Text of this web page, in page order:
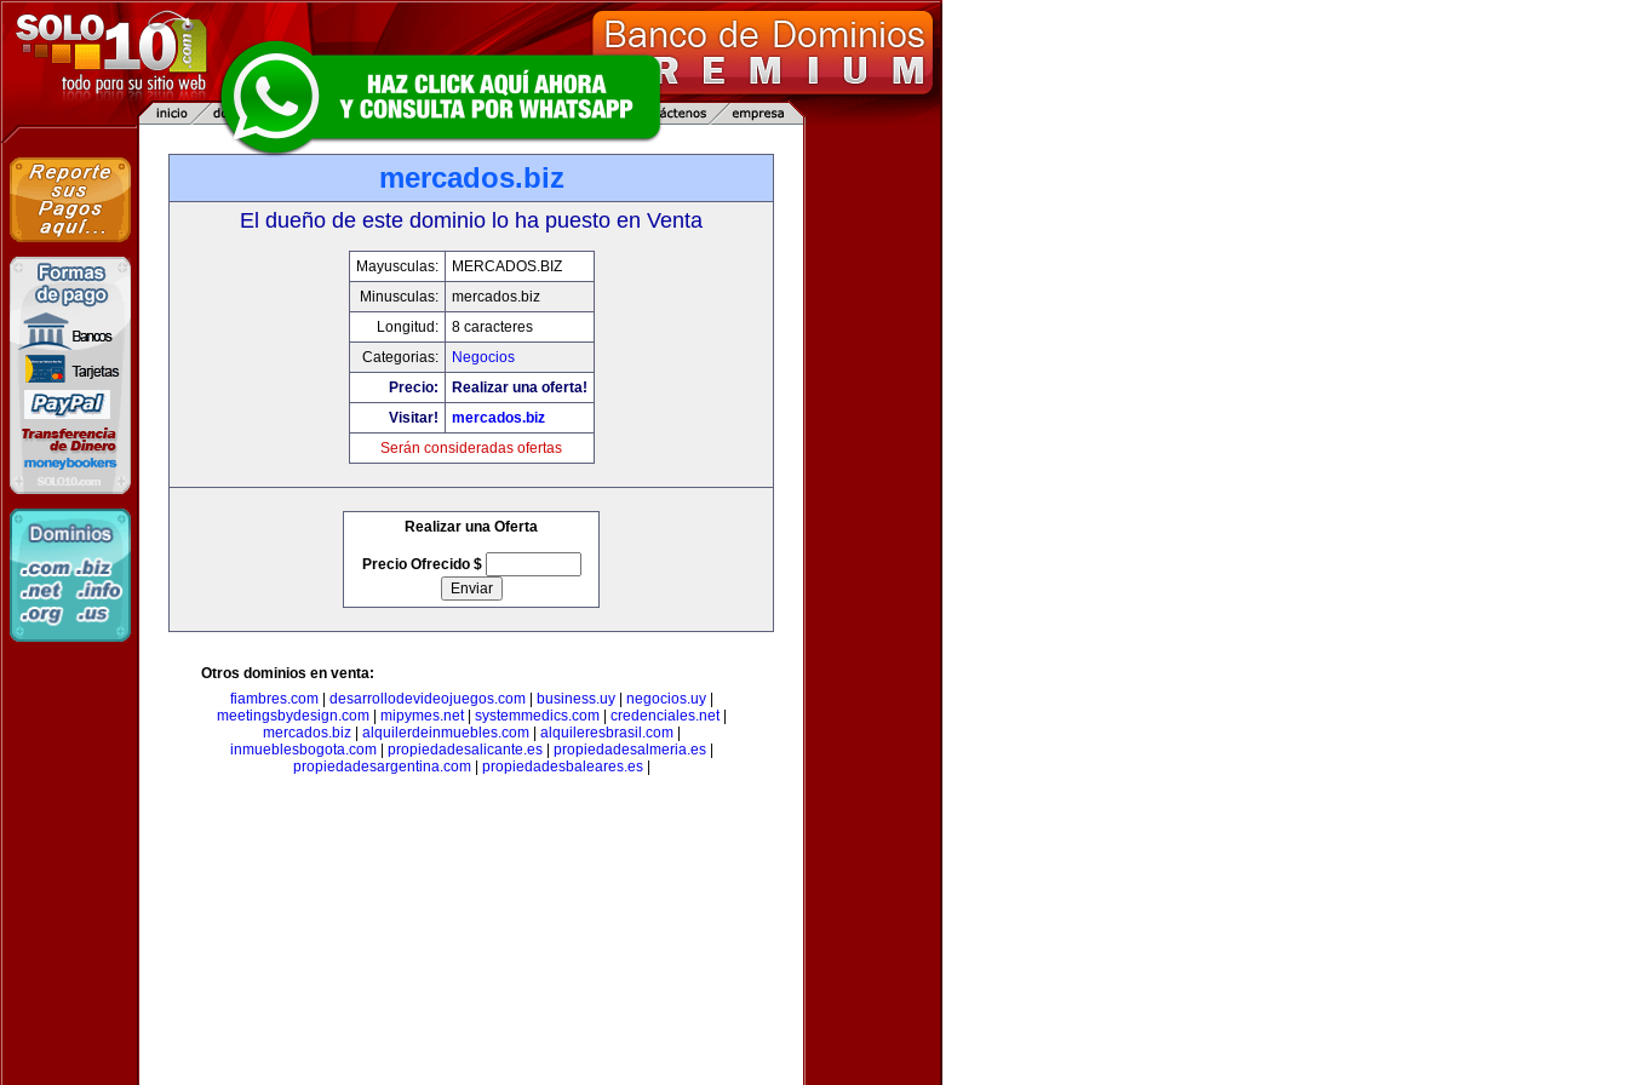
mercados.biz
El dueño de este dominio lo ha puesto en Venta
Mayusculas:
MERCADOS.BIZ
Minusculas:
mercados.biz
Longitud:
8 caracteres
Categorias:
Negocios
Precio:
Realizar una oferta!
Visitar!
mercados.biz
Serán consideradas ofertas
Realizar una Oferta
Precio Ofrecido $
Otros dominios en venta:
fiambres.com| desarrollodevideojuegos.com| business.uy| negocios.uy|
meetingsbydesign.com| mipymes.net| systemmedics.com| credenciales.net|
mercados.biz| alquilerdeinmuebles.com| alquileresbrasil.com|
inmueblesbogota.com| propiedadesalicante.es| propiedadesalmeria.es|
propiedadesargentina.com| propiedadesbaleares.es|